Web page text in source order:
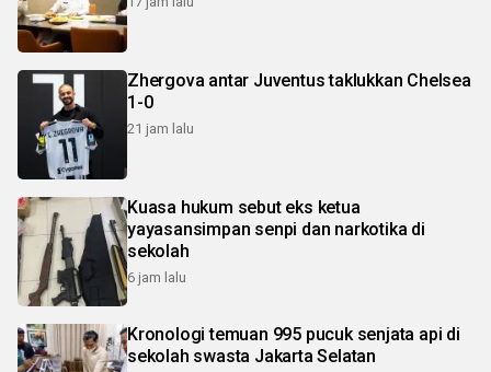
Zhergova antar Juventus taklukkan Chelsea
1-0
21 jam lalu
Kuasa hukum sebut eks ketua
yayasansimpan senpi dan narkotika di
sekolah
6 jam lalu
Kronologi temuan 995 pucuk senjata api di
sekolah swasta Jakarta Selatan